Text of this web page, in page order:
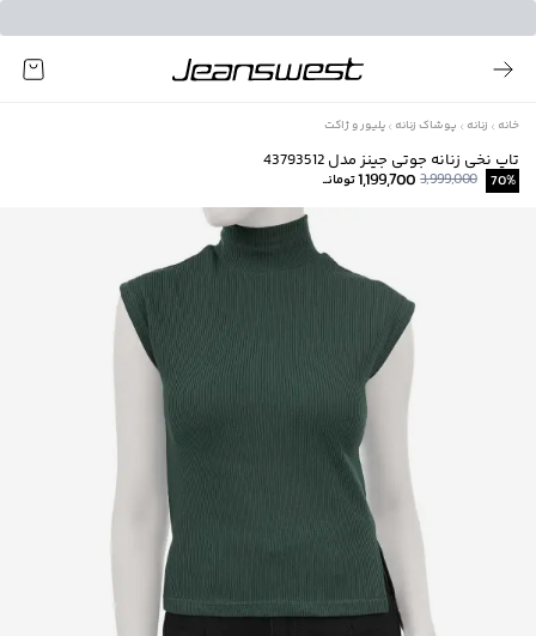
خانه زنانه پوشاک زنانه پلیور و ژاکت
تاپ نخی زنانه جوتی جینز مدل 43793512
70%
3,999,000
1,199,700تومانــ